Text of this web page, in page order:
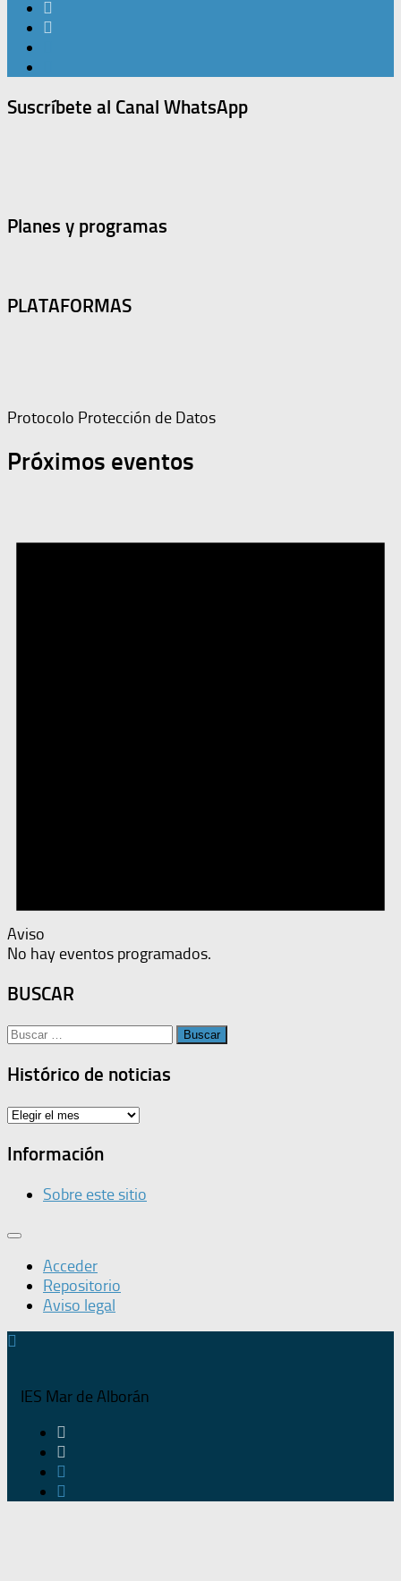
Suscríbete al Canal WhatsApp
Planes y programas
PLATAFORMAS
Protocolo Protección de Datos
Próximos eventos
Aviso
No hay eventos programados.
BUSCAR
Buscar:
Histórico de noticias
Histórico
noticias
Información
Sobre este sitio
Acceder
Repositorio
Aviso legal
IES Mar de Alborán